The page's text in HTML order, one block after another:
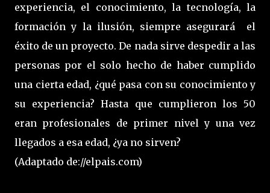
experiencia, el conocimiento, la tecnología, la
formación y la ilusión, siempre asegurará el
éxito de un proyecto. De nada sirve despedir a las
personas por el solo hecho de haber cumplido
una cierta edad, ¿qué pasa con su conocimiento y
su experiencia? Hasta que cumplieron los 50
eran profesionales de primer nivel y una vez
llegados a esa edad, ¿ya no sirven?
(Adaptado de://elpais.com)